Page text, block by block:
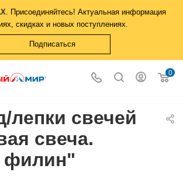
. Присоединяйтесь! Актуальная информация
скидках и новых поступлениях.
Подписаться
0
лепки свечей
свеча.
филин"